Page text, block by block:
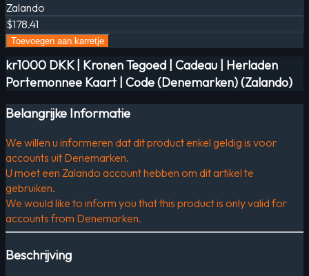
Zalando
$178.41
Toevoegen aan karretje
kr1000 DKK | Kronen Tegoed | Cadeau | Herladen
Portemonnee Kaart | Code (Denemarken) (Zalando)
Belangrijke Informatie
We willen u informeren dat dit product enkel geldig is voor
accounts uit Denemarken.
U moet een Zalando account hebben om dit artikel te
gebruiken.
We would like to inform you that this product is only valid for
accounts from Denemarken.
Beschrijving